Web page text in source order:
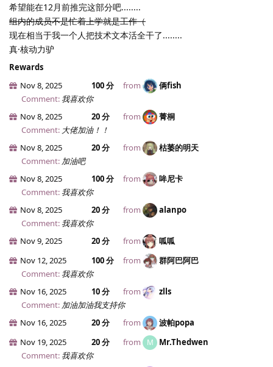
希望能在12月前推完这部分吧........
组内的成员不是忙着上学就是工作（
现在相当于我一个人把技术文本活全干了........
真·核动力驴
Rewards
Nov 8, 2025
100 分 from
俩fish
Comment: 我喜欢你
Nov 8, 2025
20 分 from
菁桐
Comment: 大佬加油！！
Nov 8, 2025
20 分 from
枯萎的明天
Comment: 加油吧
Nov 8, 2025
100 分 from
哞尼卡
Comment: 我喜欢你
Nov 8, 2025
20 分 from
alanpo
Comment: 我喜欢你
Nov 9, 2025
20 分 from
呱呱
Nov 12, 2025
100 分 from
群阿巴阿巴
Comment: 我喜欢你
Nov 16, 2025
10 分 from
zlls
Comment: 加油加油我支持你
Nov 16, 2025
20 分 from
波帕popa
Nov 19, 2025
20 分 from M
Mr.​Thedwen
Comment: 我喜欢你